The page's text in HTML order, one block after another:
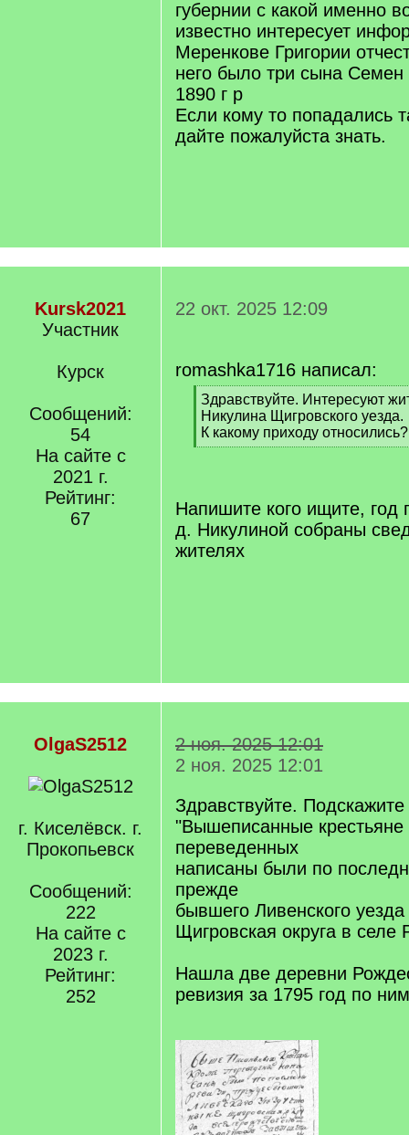
губернии с какой именно
известно интересует
Меренкове Григории
него было три сына
1890 г р
Если кому то попадались
дайте пожалуйста знать.
Kursk2021
Участник
Курск
Сообщений:
54
На сайте с
2021 г.
Рейтинг:
67
22 окт. 2025 12:09
romashka1716 написал:
[
q
]
Здравствуйте. Интересуют
Никулина Щигровского уезда.
К какому приходу
[
Напишите кого ищите, год
д. Никулиной собраны
жителях
OlgaS2512
г. Киселёвск. г.
Прокопьевск
Сообщений:
222
На сайте с
2023 г.
Рейтинг:
252
2 ноя. 2025 12:01
2 ноя. 2025 12:01
Здравствуйте.
"Вышеписанные крестьяне
переведенных
написаны были по
прежде
бывшего Ливенского
Щигровская округа в селе
Нашла две деревни
ревизия за 1795 год по